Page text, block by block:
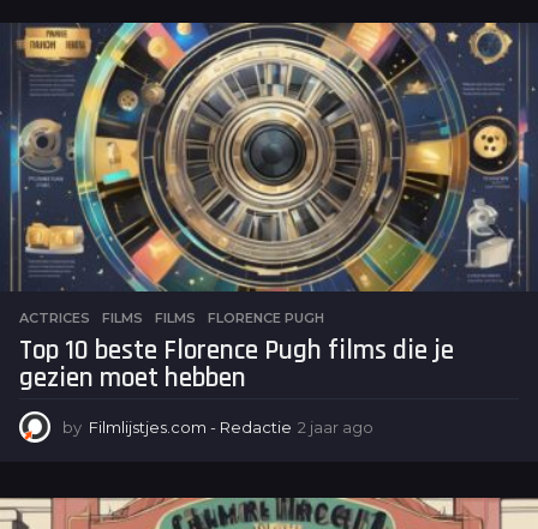
a
r
a
g
o
ACTRICES ,FILMS FILMS ,FLORENCE PUGH
Top 10 beste Florence Pugh films die je
gezien moet hebben
by Filmlijstjes.com - Redactie 2 jaar ago
a
r